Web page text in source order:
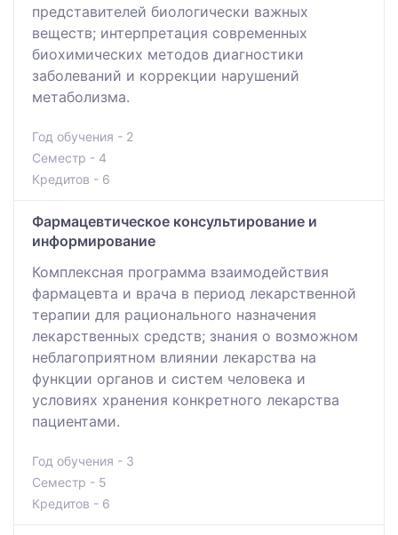
представителей биологически важных
веществ; интерпретация современных
биохимических методов диагностики
заболеваний и коррекции нарушений
метаболизма.
Год обучения - 2
Семестр - 4
Кредитов - 6
Фармацевтическое консультирование и
информирование
Комплексная программа взаимодействия
фармацевта и врача в период лекарственной
терапии для рационального назначения
лекарственных средств; знания о возможном
неблагоприятном влиянии лекарства на
функции органов и систем человека и
условиях хранения конкретного лекарства
пациентами.
Год обучения - 3
Семестр - 5
Кредитов - 6